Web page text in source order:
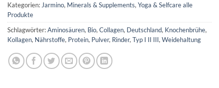
Kategorien: Jarmino, Minerals & Supplements, Yoga & Selfcare alle
Produkte
Schlagwörter:Aminosäuren, Bio, Collagen, Deutschland, Knochenbrühe,
Kollagen, Nährstoffe, Protein, Pulver, Rinder, Typ I II III, Weidehaltung